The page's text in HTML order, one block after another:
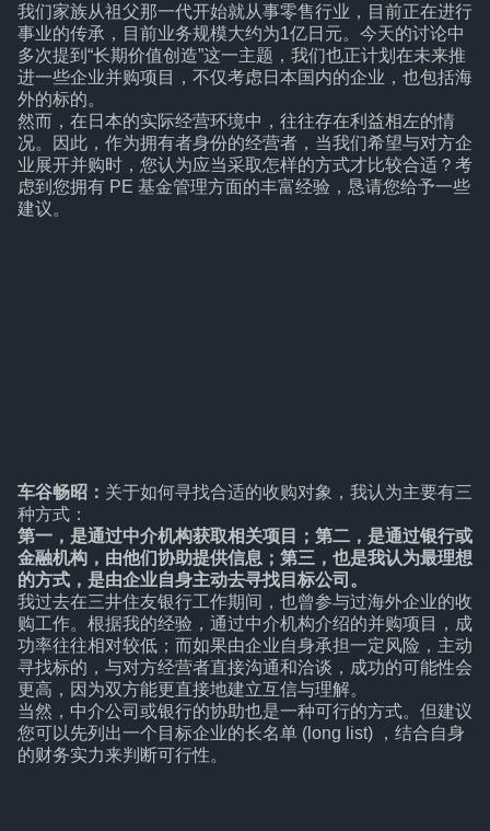
我们家族从祖父那一代开始就从事零售行业，目前正在进行
事业的传承，目前业务规模大约为1亿日元。今天的讨论中
多次提到“长期价值创造”这一主题，我们也正计划在未来推
进一些企业并购项目，不仅考虑日本国内的企业，也包括海
外的标的。
然而，在日本的实际经营环境中，往往存在利益相左的情
况。因此，作为拥有者身份的经营者，当我们希望与对方企
业展开并购时，您认为应当采取怎样的方式才比较合适？考
虑到您拥有 PE 基金管理方面的丰富经验，恳请您给予一些
建议。
车谷畅昭： 关于如何寻找合适的收购对象，我认为主要有三
种方式：
第一，是通过中介机构获取相关项目；第二，是通过银行或
金融机构，由他们协助提供信息；第三，也是我认为最理想
的方式，是由企业自身主动去寻找目标公司。
我过去在三井住友银行工作期间，也曾参与过海外企业的收
购工作。根据我的经验，通过中介机构介绍的并购项目，成
功率往往相对较低；而如果由企业自身承担一定风险，主动
寻找标的，与对方经营者直接沟通和洽谈，成功的可能性会
更高，因为双方能更直接地建立互信与理解。
当然，中介公司或银行的协助也是一种可行的方式。但建议
您可以先列出一个目标企业的长名单 (long list) ，结合自身
的财务实力来判断可行性。